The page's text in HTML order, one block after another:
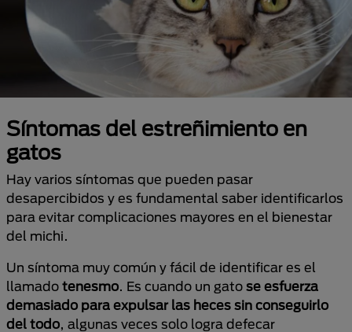
Síntomas del estreñimiento en
gatos
Hay varios síntomas que pueden pasar
desapercibidos y es fundamental saber identificarlos
para evitar complicaciones mayores en el bienestar
del michi.
Un síntoma muy común y fácil de identificar es el
llamado tenesmo. Es cuando un gato se esfuerza
demasiado para expulsar las heces sin conseguirlo
del todo, algunas veces solo logra defecar